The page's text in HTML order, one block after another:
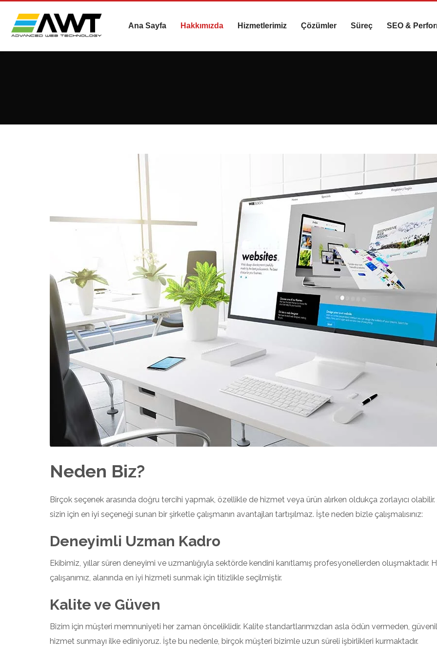
Ana Sayfa Hakkımızda Hizmetlerimiz Çözümler Süreç SEO &
Neden Biz?
Birçok seçenek arasında doğru tercihi yapmak, özellikle de hizmet veya ürün alırken oldukça zorlayıcı olabilir.
sizin için en iyi seçeneği sunan bir şirketle çalışmanın avantajları tartışılmaz. İşte neden bizle çalışmalısınız:
Deneyimli Uzman Kadro
Ekibimiz, yıllar süren deneyimi ve uzmanlığıyla sektörde kendini kanıtlamış profesyonellerden oluşmaktadır.
çalışanımız, alanında en iyi hizmeti sunmak için titizlikle seçilmiştir.
Kalite ve Güven
Bizim için müşteri memnuniyeti her zaman önceliklidir. Kalite standartlarımızdan asla ödün vermeden,
hizmet sunmayı ilke ediniyoruz. İşte bu nedenle, birçok müşteri bizimle uzun süreli işbirlikleri kurmaktadır.